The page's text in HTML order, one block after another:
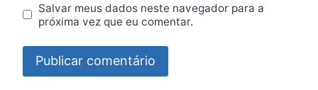
Salvar meus dados neste navegador para a
próxima vez que eu comentar.